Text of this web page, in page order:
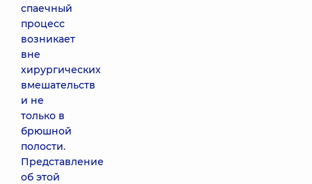
спаечный
процесс
возникает
вне
хирургических
вмешательств
и не
только в
брюшной
полости.
Представление
об этой